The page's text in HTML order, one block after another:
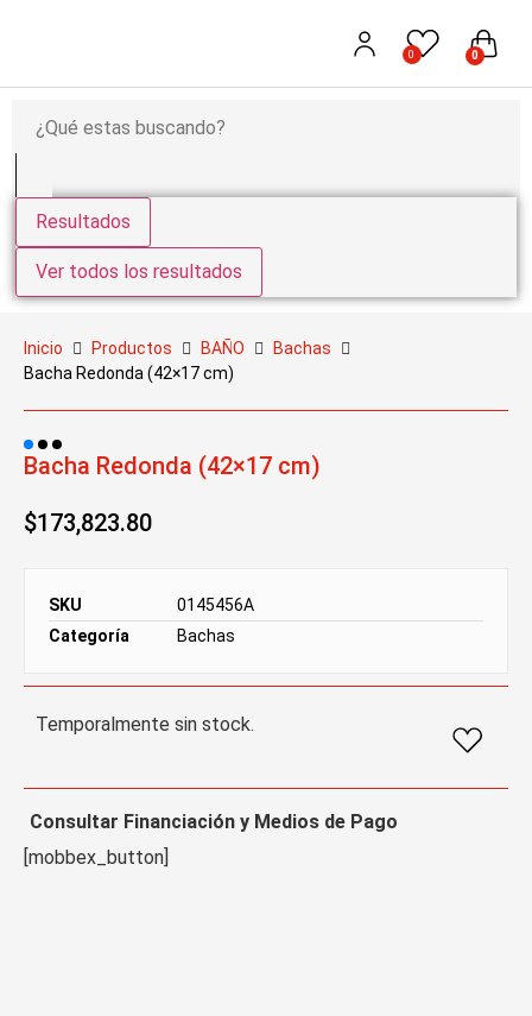
0 0
Resultados
Ver todos los resultados
Inicio Productos BAÑO
Bachas
Bacha Redonda (42×17 cm)
Bacha Redonda (42×17 cm)
$173,823.80
SKU
0145456A
Categoría
Bachas
Temporalmente sin stock.
Consultar Financiación y Medios de Pago
[mobbex_button]